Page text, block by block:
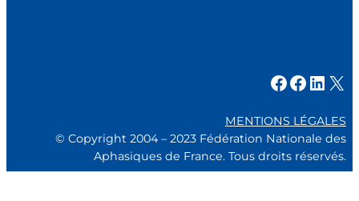
Facebook Facebook LinkedIn X
MENTIONS LÉGALES
© Copyright 2004 – 2023 Fédération Nationale des
Aphasiques de France. Tous droits réservés.